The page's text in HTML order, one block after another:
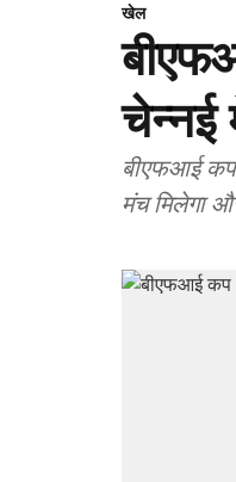
खेल
चेन्नई
बीएफआई
मंच मिलेगा